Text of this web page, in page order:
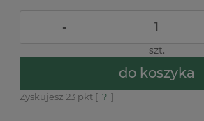
-
szt.
do koszyka
Zyskujesz 23 pkt [ ? ]